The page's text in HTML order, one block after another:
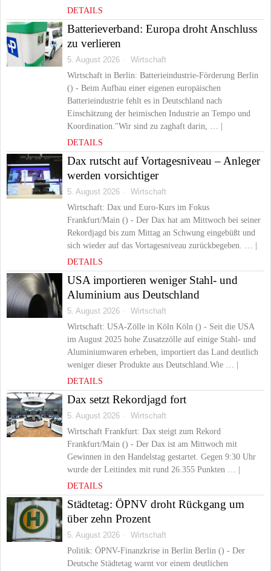
DETAILS
Batterieverband: Europa droht Anschluss
zu verlieren
5. August 2026
Wirtschaft
Wirtschaft in Berlin: Batterieindustrie-Förderung Berlin
() - Beim Aufbau einer eigenen europäischen
Batterieindustrie fehlt es in Deutschland nach
Einschätzung der heimischen Industrie an Tempo und
Koordination."Wir sind zu zaghaft darin, … |
DETAILS
Dax rutscht auf Vortagesniveau – Anleger
werden vorsichtiger
5. August 2026
Wirtschaft
Wirtschaft: Dax und Euro-Kurs im Fokus
Frankfurt/Main () - Der Dax hat am Mittwoch bei seiner
Rekordjagd bis zum Mittag an Schwung eingebüßt und
sich wieder auf das Vortagesniveau zurückbegeben. … |
DETAILS
USA importieren weniger Stahl- und
Aluminium aus Deutschland
5. August 2026
Wirtschaft
Wirtschaft: USA-Zölle in Köln Köln () - Seit die USA
im August 2025 hohe Zusatzzölle auf einige Stahl- und
Aluminiumwaren erheben, importiert das Land deutlich
weniger dieser Produkte aus Deutschland.Wie … |
DETAILS
Dax setzt Rekordjagd fort
5. August 2026
Wirtschaft
Wirtschaft Frankfurt: Dax steigt zum Rekord
Frankfurt/Main () - Der Dax ist am Mittwoch mit
Gewinnen in den Handelstag gestartet. Gegen 9:30 Uhr
wurde der Leitindex mit rund 26.355 Punkten … |
DETAILS
Städtetag: ÖPNV droht Rückgang um
über zehn Prozent
5. August 2026
Wirtschaft
Politik: ÖPNV-Finanzkrise in Berlin Berlin () - Der
Deutsche Städtetag warnt vor einem deutlichen